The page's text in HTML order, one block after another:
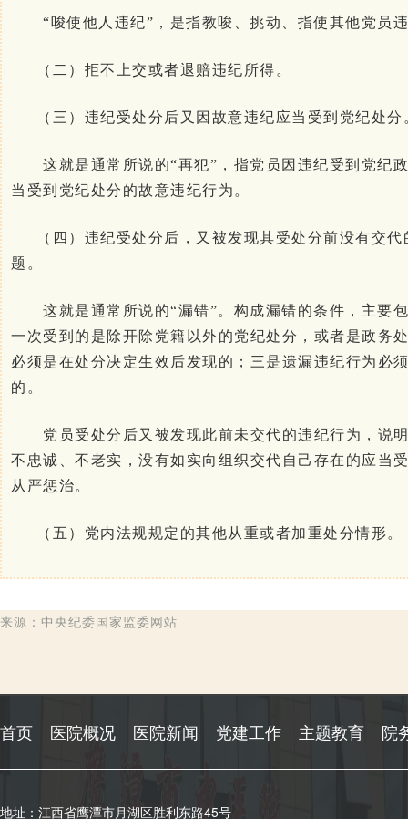
“唆使他人违纪”，是指教唆、挑动、指使其他党员
（二）拒不上交或者退赔违纪所得。
（三）违纪受处分后又因故意违纪应当受到党纪处分
这就是通常所说的“再犯”，指党员因违纪受到党纪
当受到党纪处分的故意违纪行为。
（四）违纪受处分后，又被发现其受处分前没有交
题。
这就是通常所说的“漏错”。构成漏错的条件，主要
一次受到的是除开除党籍以外的党纪处分，或者是政务
必须是在处分决定生效后发现的；三是遗漏违纪行为必
的。
党员受处分后又被发现此前未交代的违纪行为，说
不忠诚、不老实，没有如实向组织交代自己存在的应当
从严惩治。
（五）党内法规规定的其他从重或者加重处分情形。
来源：中央纪委国家监委网站
首页 医院概况 医院新闻 党建工作 主题教育 院
地址：江西省鹰潭市月湖区胜利东路45号